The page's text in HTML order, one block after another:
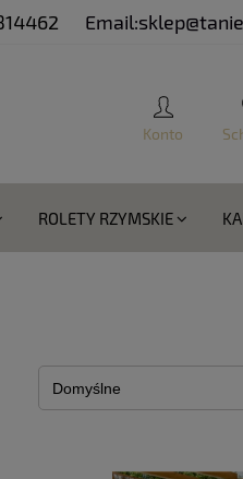
ROLETY RZYMSKIE